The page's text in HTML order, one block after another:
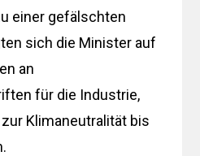
einer gefälschten
sich die Minister auf
an
für die Industrie,
Klimaneutralität bis